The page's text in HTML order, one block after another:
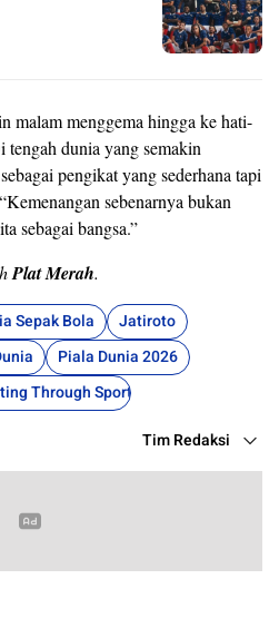
malam menggema hingga ke hati-
tengah dunia yang semakin
pengikat yang sederhana tapi
sebenarnya bukan
sebagai bangsa.”
Plat Merah.
Sepak Bola
Jatiroto
Piala Dunia 2026
Through Sports
Tim Redaksi